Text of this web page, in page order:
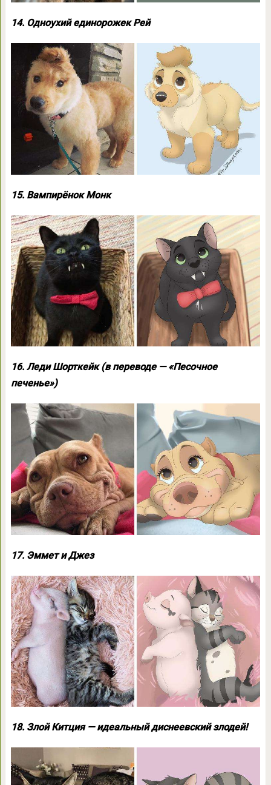
14. Одноухий единорожек Рей
15. Вампирёнок Монк
16. Леди Шорткейк (в переводе — «Песочное
печенье»)
17. Эммет и Джез
18. Злой Китция — идеальный диснеевский злодей!